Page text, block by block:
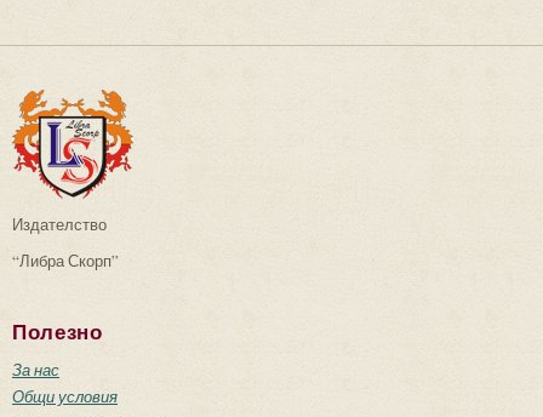
Издателство
“Либра Скорп”
Полезно
За нас
Общи условия